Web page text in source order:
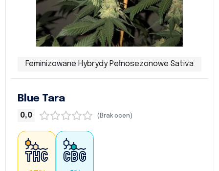
Feminizowane Hybrydy Pełnosezonowe Sativa
Blue Tara
0,0 (Brak ocen)